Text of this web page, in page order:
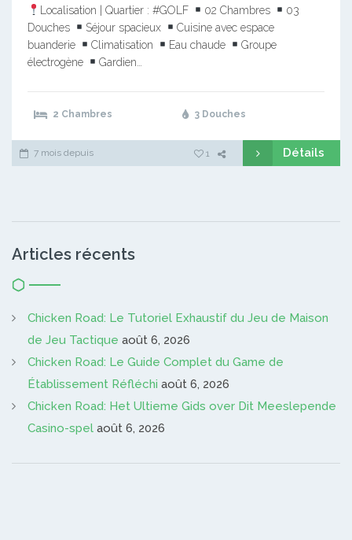
Localisation | Quartier : #GOLF
02 Chambres
03
Douches
Séjour spacieux
Cuisine avec espace
buanderie
Climatisation Eau chaude
Groupe
électrogène
Gardien…
2 Chambres 3 Douches
7 mois depuis 1 Détails
Articles récents
Chicken Road: Le Tutoriel Exhaustif du Jeu de Maison
de Jeu Tactique août 6, 2026
Chicken Road: Le Guide Complet du Game de
Établissement Réfléchi août 6, 2026
Chicken Road: Het Ultieme Gids over Dit Meeslepende
Casino-spel août 6, 2026